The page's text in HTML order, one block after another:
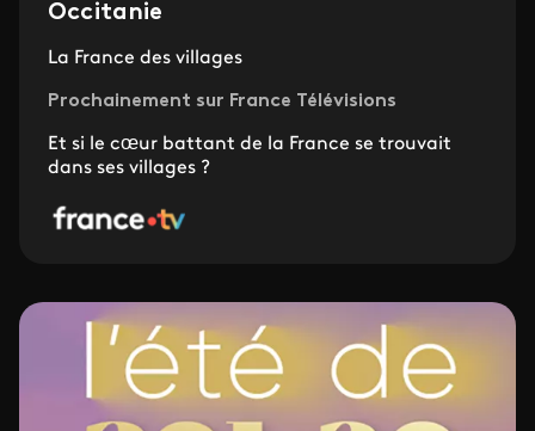
Occitanie
La France des villages
Prochainement sur France Télévisions
Et si le cœur battant de la France se trouvait
dans ses villages ?